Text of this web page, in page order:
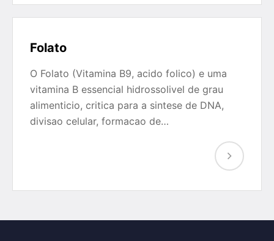
Folato
O Folato (Vitamina B9, acido folico) e uma
vitamina B essencial hidrossolivel de grau
alimenticio, critica para a sintese de DNA,
divisao celular, formacao de…